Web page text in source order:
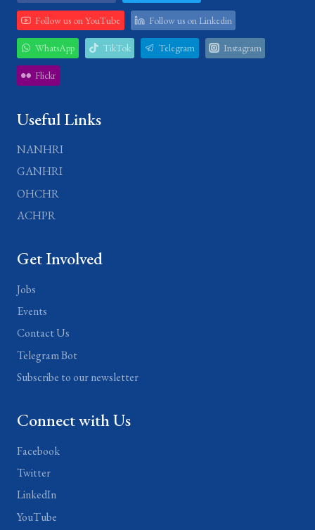
Follow us on YouTube Follow us on Linkedin
WhatsApp TikTok Telegram Instagram
Flickr
Useful Links
NANHRI
GANHRI
OHCHR
ACHPR
Get Involved
Jobs
Events
Contact Us
Telegram Bot
Subscribe to our newsletter
Connect with Us
Facebook
Twitter
LinkedIn
YouTube